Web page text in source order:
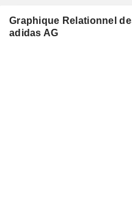
WACKER CHEMIE
SMARTSTOP SELF
Graphique Relationnel
adidas AG